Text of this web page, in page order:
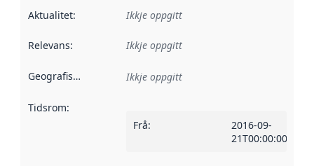
Aktualitet: Ikkje oppgitt
Relevans: Ikkje oppgitt
Geografisk område Ikkje oppgitt
Tidsrom:
Frå:
2016-09-
21T00:00:00Z